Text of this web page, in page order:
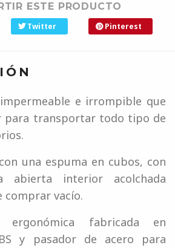
ESTE PRODUCTO
Twitter Pinterest
e irrompible que
para transportar todo tipo de
una espuma en cubos, con
abierta interior acolchada
comprar vacío.
ergonómica fabricada en
y pasador de acero para